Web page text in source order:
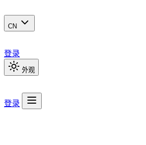
CN
登录
外观
登录